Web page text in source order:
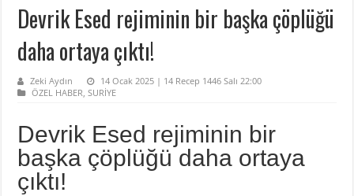
Devrik Esed rejiminin bir başka çöplüğü
daha ortaya çıktı!
Zeki Aydın
14 Ocak 2025 | 14 Recep 1446 Salı 22:00
ÖZEL HABER,SURİYE
Devrik Esed rejiminin bir
başka çöplüğü daha ortaya
çıktı!